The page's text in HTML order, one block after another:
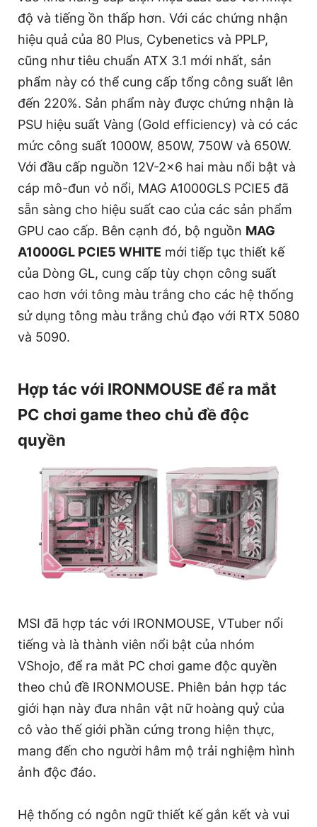
độ và tiếng ồn thấp hơn. Với các chứng nhận
hiệu quả của 80 Plus, Cybenetics và PPLP,
cũng như tiêu chuẩn ATX 3.1 mới nhất, sản
phẩm này có thể cung cấp tổng công suất lên
đến 220%. Sản phẩm này được chứng nhận là
PSU hiệu suất Vàng (Gold efficiency) và có các
mức công suất 1000W, 850W, 750W và 650W.
Với đầu cấp nguồn 12V-2x6 hai màu nổi bật và
cáp mô-đun vỏ nổi, MAG A1000GLS PCIE5 đã
sẵn sàng cho hiệu suất cao của các sản phẩm
GPU cao cấp. Bên cạnh đó, bộ nguồn MAG
A1000GL PCIE5 WHITE mới tiếp tục thiết kế
của Dòng GL, cung cấp tùy chọn công suất
cao hơn với tông màu trắng cho các hệ thống
sử dụng tông màu trắng chủ đạo với RTX 5080
và 5090.
Hợp tác với IRONMOUSE để ra mắt
PC chơi game theo chủ đề độc
quyền
MSI đã hợp tác với IRONMOUSE, VTuber nổi
tiếng và là thành viên nổi bật của nhóm
VShojo, để ra mắt PC chơi game độc quyền
theo chủ đề IRONMOUSE. Phiên bản hợp tác
giới hạn này đưa nhân vật nữ hoàng quỷ của
cô vào thế giới phần cứng trong hiện thực,
mang đến cho người hâm mộ trải nghiệm hình
ảnh độc đáo.
Hệ thống có ngôn ngữ thiết kế gắn kết và vui